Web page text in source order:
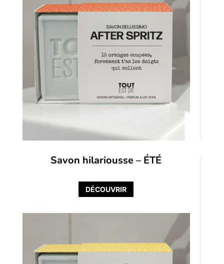
Savon hilariousse – ÉTÉ
DÉCOUVRIR